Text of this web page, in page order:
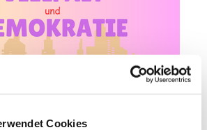
Cookies